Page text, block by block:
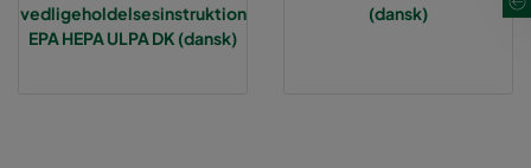
vedligeholdelsesinstruktion
EPA HEPA ULPA DK (dansk)
(dansk)